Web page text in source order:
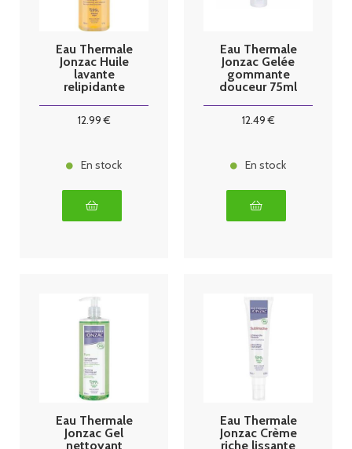
Eau Thermale
Jonzac Huile
lavante
relipidante
12.99€
En stock
Eau Thermale
Jonzac Gelée
gommante
douceur 75ml
12.49€
En stock
Eau Thermale
Jonzac Gel
nettoyant
Eau Thermale
Jonzac Crème
riche lissante